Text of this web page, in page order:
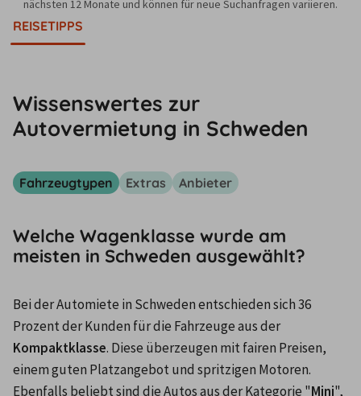
nächsten 12 Monate und können für neue Suchanfragen variieren.
REISETIPPS
Wissenswertes zur
Autovermietung in Schweden
Fahrzeugtypen Extras Anbieter
Welche Wagenklasse wurde am
meisten in Schweden ausgewählt?
Bei der Automiete in Schweden entschieden sich 36
Prozent der Kunden für die Fahrzeuge aus der
Kompaktklasse. Diese überzeugen mit fairen Preisen,
einem guten Platzangebot und spritzigen Motoren.
Ebenfalls beliebt sind die Autos aus der Kategorie "Mini",